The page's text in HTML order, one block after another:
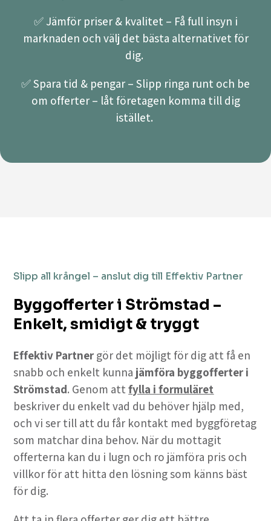
✅ Jämför priser & kvalitet – Få full insyn i
marknaden och välj det bästa alternativet för
dig.
✅ Spara tid & pengar – Slipp ringa runt och be
om offerter – låt företagen komma till dig
istället.
Slipp all krångel – anslut dig till Effektiv Partner
Byggofferter i Strömstad –
Enkelt, smidigt & tryggt
Effektiv Partner gör det möjligt för dig att få en
snabb och enkelt kunna jämföra byggofferter i
Strömstad. Genom attfylla i formuläret
beskriver du enkelt vad du behöver hjälp med,
och vi ser till att du får kontakt med byggföretag
som matchar dina behov. När du mottagit
offerterna kan du i lugn och ro jämföra pris och
villkor för att hitta den lösning som känns bäst
för dig.